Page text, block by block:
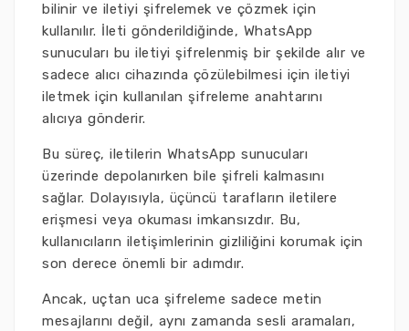
bilinir ve iletiyi şifrelemek ve çözmek için
kullanılır. İleti gönderildiğinde, WhatsApp
sunucuları bu iletiyi şifrelenmiş bir şekilde alır ve
sadece alıcı cihazında çözülebilmesi için iletiyi
iletmek için kullanılan şifreleme anahtarını
alıcıya gönderir.
Bu süreç, iletilerin WhatsApp sunucuları
üzerinde depolanırken bile şifreli kalmasını
sağlar. Dolayısıyla, üçüncü tarafların iletilere
erişmesi veya okuması imkansızdır. Bu,
kullanıcıların iletişimlerinin gizliliğini korumak için
son derece önemli bir adımdır.
Ancak, uçtan uca şifreleme sadece metin
mesajlarını değil, aynı zamanda sesli aramaları,